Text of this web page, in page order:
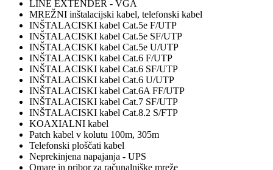
LINE EXTENDER - VGA
MREŽNI inštalacijski kabel, telefonski kabel
INŠTALACISKI kabel Cat.5e F/UTP
INŠTALACISKI kabel Cat.5e SF/UTP
INŠTALACISKI kabel Cat.5e U/UTP
INŠTALACISKI kabel Cat.6 F/UTP
INŠTALACISKI kabel Cat.6 SF/UTP
INŠTALACISKI kabel Cat.6 U/UTP
INŠTALACISKI kabel Cat.6A FF/UTP
INŠTALACISKI kabel Cat.7 SF/UTP
INŠTALACISKI kabel Cat.8.2 S/FTP
KOAXIALNI kabel
Patch kabel v kolutu 100m, 305m
Telefonski ploščati kabel
Neprekinjena napajanja - UPS
Omare in pribor za računalniške mreže